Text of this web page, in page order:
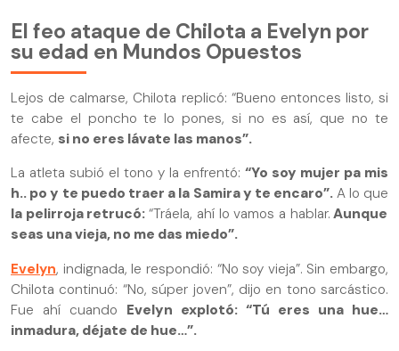
El feo ataque de Chilota a Evelyn por
su edad en Mundos Opuestos
Lejos de calmarse, Chilota replicó: “Bueno entonces listo, si
te cabe el poncho te lo pones, si no es así, que no te
afecte, si no eres lávate las manos”.
La atleta subió el tono y la enfrentó: “Yo soy mujer pa mis
h.. po y te puedo traer a la Samira y te encaro”. A lo que
la pelirroja retrucó:“Tráela, ahí lo vamos a hablar. Aunque
seas una vieja, no me das miedo”.
Evelyn, indignada, le respondió: “No soy vieja”. Sin embargo,
Chilota continuó: “No, súper joven”, dijo en tono sarcástico.
Fue ahí cuando Evelyn explotó: “Tú eres una hue…
inmadura, déjate de hue…”.